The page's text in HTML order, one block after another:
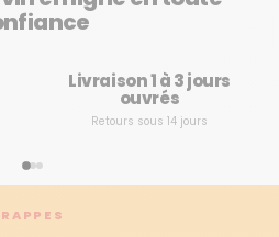
Livraison 1 à 3 jours
ouvrés
Retours sous 14 jours